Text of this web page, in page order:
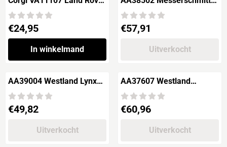
Series I Suffolk Regiment
Prijs: 24,95
€24,95
In winkelmand
Bf-110G-4 - G6
Prijs: 57,91
€57,91
Uitverkocht
AA39004 Westland Lynx
AH.1
Prijs: 49,82
€49,82
Uitverkocht
AA37607 Westland
Wessex HU5 - XT474
Royal Navy, 771NAS
Prijs: 60,96
€60,96
Uitverkocht